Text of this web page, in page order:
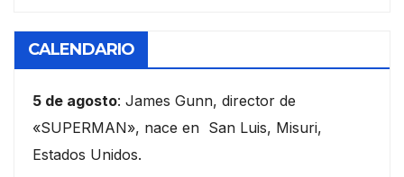
CALENDARIO
5 de agosto: James Gunn, director de
«SUPERMAN», nace en San Luis, Misuri,
Estados Unidos.